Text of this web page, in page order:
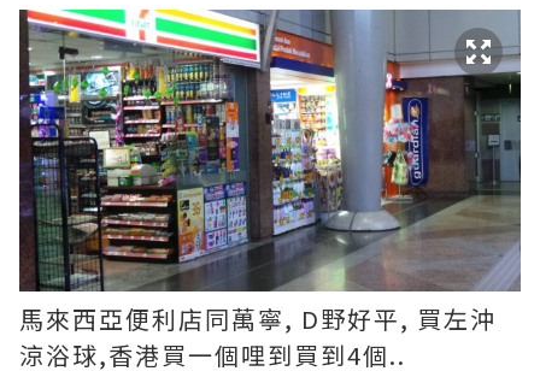
馬來西亞便利店同萬寧, D野好平, 買左沖
涼浴球,香港買一個哩到買到4個..